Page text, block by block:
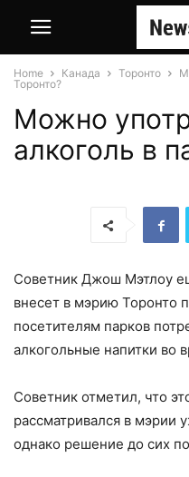
Home Канада Торонто
Торонто?
Можно
алкоголь в
Советник Джош Мэтлоу
внесет в мэрию Торонто
посетителям парков
алкогольные напитки во
Советник отметил, что
рассматривался в мэрии
однако решение до сих